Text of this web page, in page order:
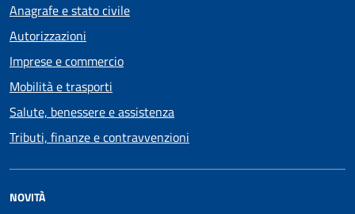
Anagrafe e stato civile
Autorizzazioni
Imprese e commercio
Mobilità e trasporti
Salute, benessere e assistenza
Tributi, finanze e contravvenzioni
NOVITÀ